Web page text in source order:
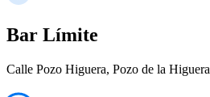
Bar Límite
Calle Pozo Higuera, Pozo de la Higuera